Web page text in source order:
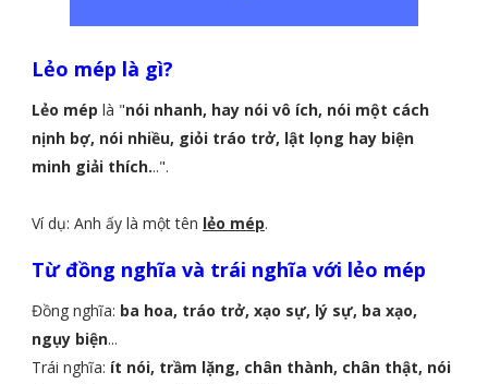
Lẻo mép là gì?
Lẻo mép là "nói nhanh, hay nói vô ích, nói một cách
nịnh bợ, nói nhiều, giỏi tráo trở, lật lọng hay biện
minh giải thích...".
Ví dụ: Anh ấy là một tên lẻo mép.
Từ đồng nghĩa và trái nghĩa với lẻo mép
Đồng nghĩa: ba hoa, tráo trở, xạo sự, lý sự, ba xạo,
ngụy biện...
Trái nghĩa: ít nói, trầm lặng, chân thành, chân thật, nói